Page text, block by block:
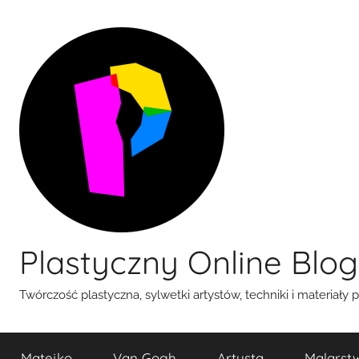
Plastyczny Online Blog
Twórczość plastyczna, sylwetki artystów, techniki i materiały